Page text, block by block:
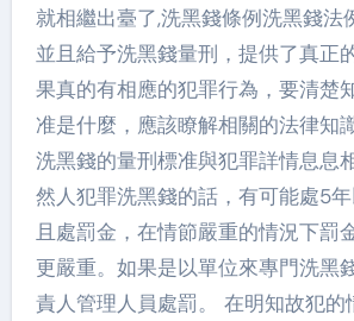
就相繼出臺了,洗黑錢條例洗黑錢法
並且給予洗黑錢量刑，提供了真正
果真的有相應的犯罪行為，要清楚
准是什麼，應該瞭解相關的法律知
洗黑錢的量刑標准與犯罪詳情息息
然人犯罪洗黑錢的話，有可能處5
且處罰金，在情節嚴重的情況下罰
更嚴重。如果是以單位來專門洗黑
責人管理人員處罰。 在明知故犯的